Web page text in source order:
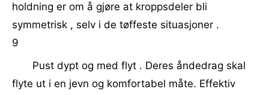
holdning er om å gjøre at kroppsdeler bli
symmetrisk , selv i de tøffeste situasjoner .
9
Pust dypt og med flyt . Deres åndedrag skal
flyte ut i en jevn og komfortabel måte. Effektiv